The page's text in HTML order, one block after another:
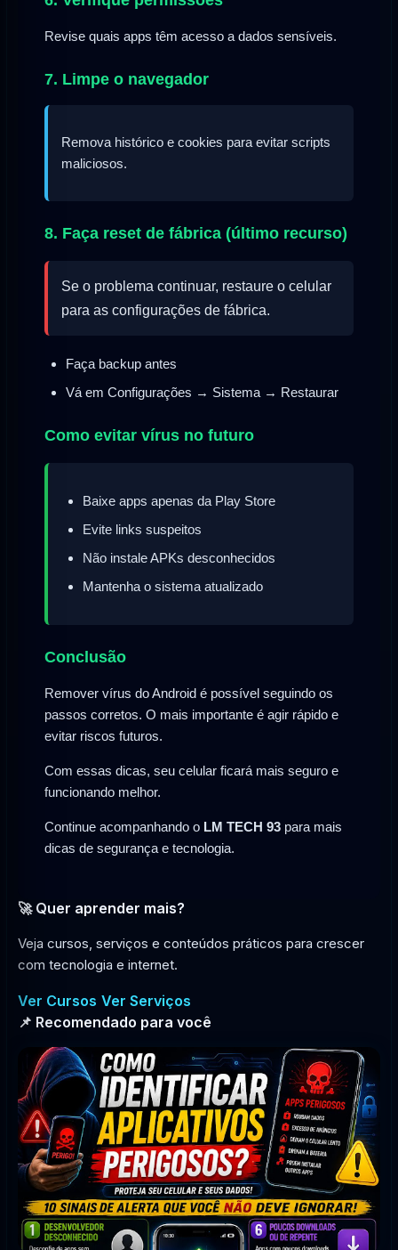
Revise quais apps têm acesso a dados sensíveis.
7. Limpe o navegador
Remova histórico e cookies para evitar scripts
maliciosos.
8. Faça reset de fábrica (último recurso)
Se o problema continuar, restaure o celular
para as configurações de fábrica.
Faça backup antes
Vá em Configurações → Sistema → Restaurar
Como evitar vírus no futuro
Baixe apps apenas da Play Store
Evite links suspeitos
Não instale APKs desconhecidos
Mantenha o sistema atualizado
Conclusão
Remover vírus do Android é possível seguindo os
passos corretos. O mais importante é agir rápido e
evitar riscos futuros.
Com essas dicas, seu celular ficará mais seguro e
funcionando melhor.
Continue acompanhando o LM TECH 93 para mais
dicas de segurança e tecnologia.
🚀 Quer aprender mais?
Veja cursos, serviços e conteúdos práticos para crescer
com tecnologia e internet.
Ver Cursos Ver Serviços
📌 Recomendado para você